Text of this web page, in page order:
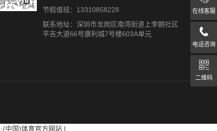
节假值班： 13310858228
联系地址：深圳市龙岗区南湾街道上李朗社区
平吉大道66号康利城7号楼603A单元
在线客服
电话咨询
二维码
中国)体育官方网站 |